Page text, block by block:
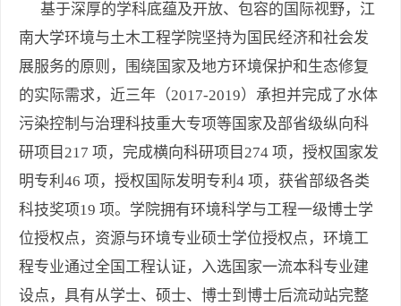
基于深厚的学科底蕴及开放、包容的国际视野，江
南大学环境与土木工程学院坚持为国民经济和社会发
展服务的原则，围绕国家及地方环境保护和生态修复
的实际需求，近三年（2017-2019）承担并完成了水体
污染控制与治理科技重大专项等国家及部省级纵向科
研项目217 项，完成横向科研项目274 项，授权国家发
明专利46 项，授权国际发明专利4 项，获省部级各类
科技奖项19 项。学院拥有环境科学与工程一级博士学
位授权点，资源与环境专业硕士学位授权点，环境工
程专业通过全国工程认证，入选国家一流本科专业建
设点，具有从学士、硕士、博士到博士后流动站完整